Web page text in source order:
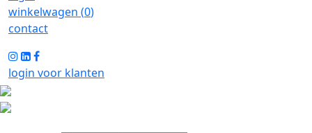
winkelwagen (0)
contact
login voor klanten